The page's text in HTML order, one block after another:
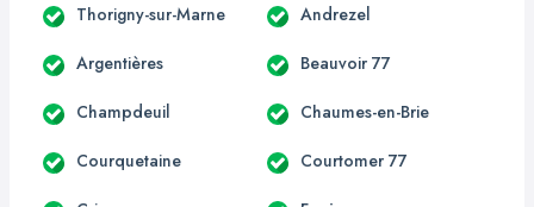
Thorigny-sur-Marne Andrezel
Argentières Beauvoir 77
Champdeuil Chaumes-en-Brie
Courquetaine Courtomer 77